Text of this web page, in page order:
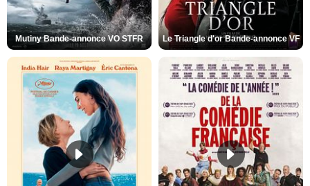
Mutiny Bande-annonce VO STFR Le Triangle d'or Bande-annonce VF